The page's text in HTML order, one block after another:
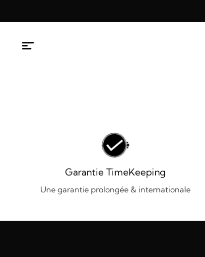
Garantie TimeKeeping
Une garantie prolongée & internationale